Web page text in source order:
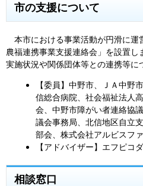
市の支援について
本市における事業活動が円滑に運
農福連携事業支援連絡会」を設置
実施状況や関係団体等との連携等に
【委員】中野市、ＪＡ中野
信総合病院、社会福祉法人
会、中野市障がい者連絡協
議会事務局、北信地区自立
部会、株式会社アルビスフ
【アドバイザー】エフピコ
相談窓口